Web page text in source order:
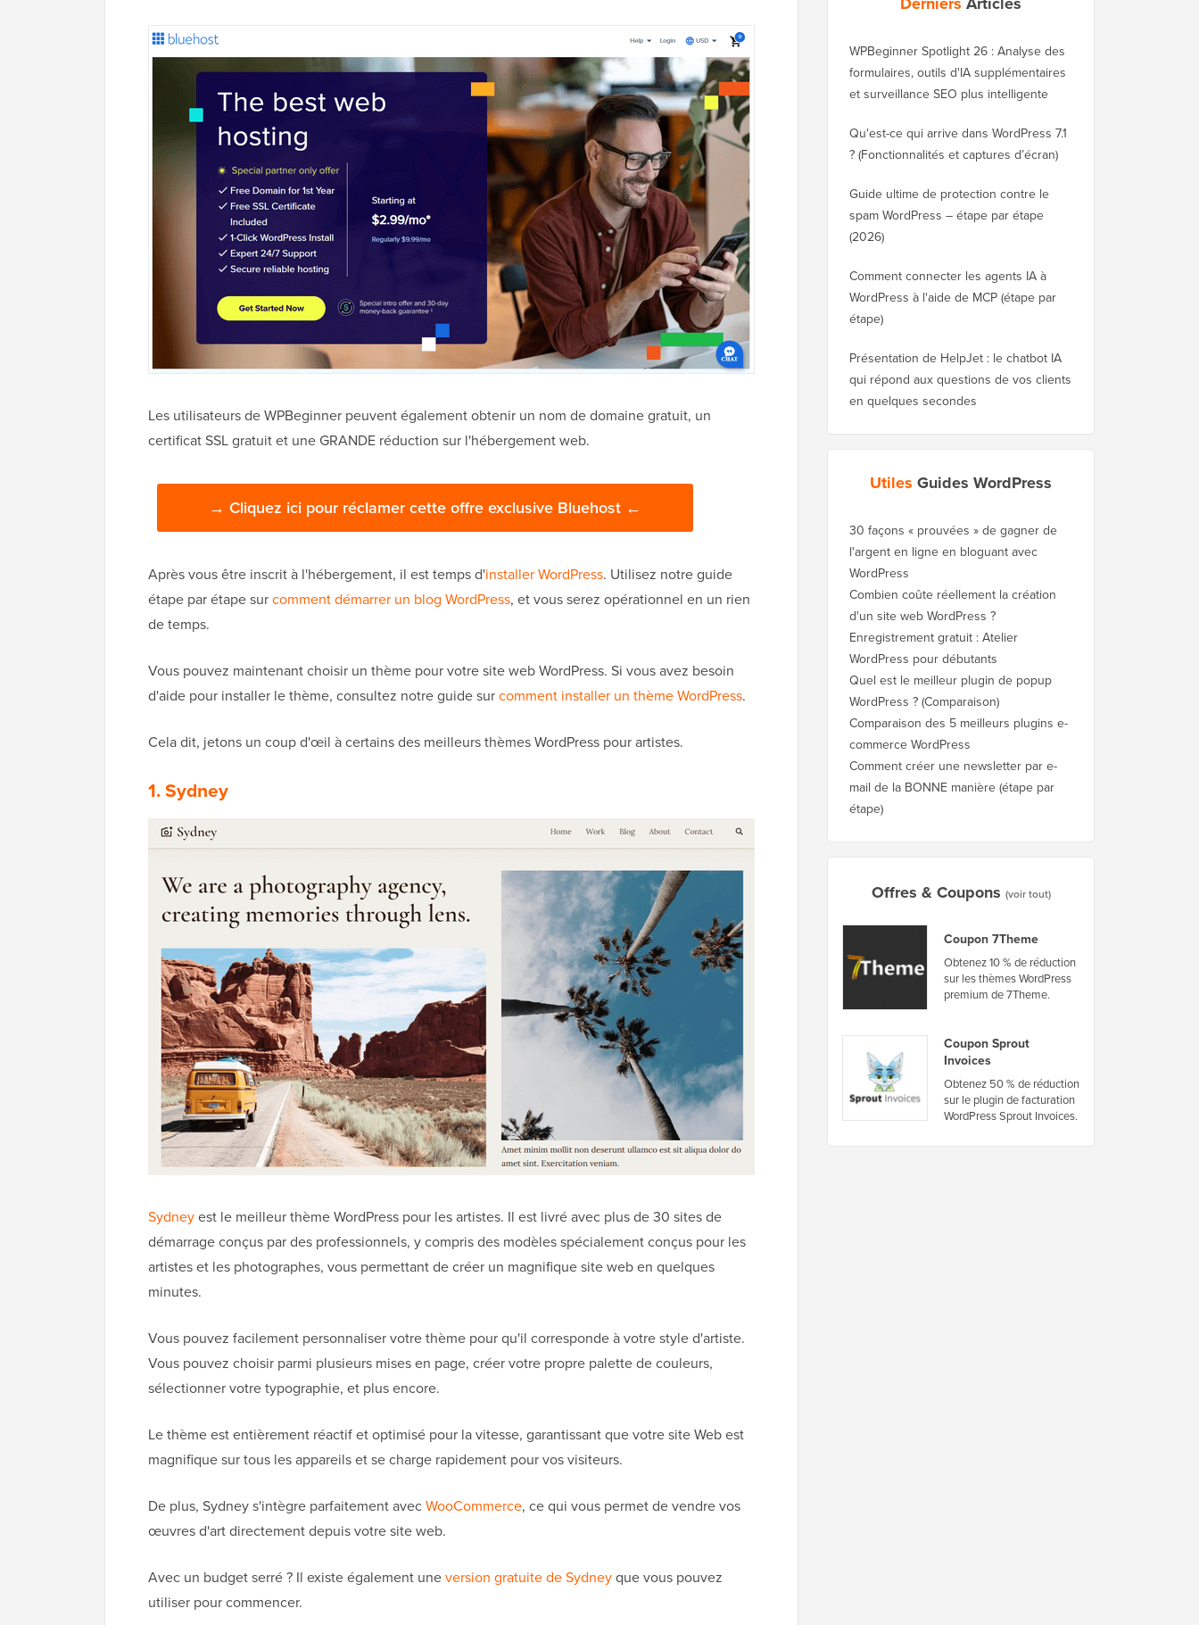
Les utilisateurs de WPBeginner peuvent également obtenir un nom de domaine gratuit, un
certificat SSL gratuit et une GRANDE réduction sur l'hébergement web.
→ Cliquez ici pour réclamer cette offre exclusive Bluehost ←
Après vous être inscrit à l'hébergement, il est temps d'installer WordPress. Utilisez notre guide
étape par étape surcomment démarrer un blog WordPress, et vous serez opérationnel en un rien
de temps.
Vous pouvez maintenant choisir un thème pour votre site web WordPress. Si vous avez besoin
d'aide pour installer le thème, consultez notre guide surcomment installer un thème WordPress.
Cela dit, jetons un coup d'œil à certains des meilleurs thèmes WordPress pour artistes.
1. Sydney
Sydneyest le meilleur thème WordPress pour les artistes. Il est livré avec plus de 30 sites de
démarrage conçus par des professionnels, y compris des modèles spécialement conçus pour les
artistes et les photographes, vous permettant de créer un magnifique site web en quelques
minutes.
Vous pouvez facilement personnaliser votre thème pour qu'il corresponde à votre style d'artiste.
Vous pouvez choisir parmi plusieurs mises en page, créer votre propre palette de couleurs,
sélectionner votre typographie, et plus encore.
Le thème est entièrement réactif et optimisé pour la vitesse, garantissant que votre site Web est
magnifique sur tous les appareils et se charge rapidement pour vos visiteurs.
De plus, Sydney s'intègre parfaitement avecWooCommerce, ce qui vous permet de vendre vos
œuvres d'art directement depuis votre site web.
Avec un budget serré ? Il existe également uneversion gratuite de Sydneyque vous pouvez
utiliser pour commencer.
WPBeginner Spotlight 26 : Analyse des
formulaires, outils d'IA supplémentaires
et surveillance SEO plus intelligente
Qu'est-ce qui arrive dans WordPress 7.1
? (Fonctionnalités et captures d’écran)
Guide ultime de protection contre le
spam WordPress – étape par étape
(2026)
Comment connecter les agents IA à
WordPress à l'aide de MCP (étape par
étape)
Présentation de HelpJet : le chatbot IA
qui répond aux questions de vos clients
en quelques secondes
Utiles Guides WordPress
30 façons « prouvées » de gagner de
l'argent en ligne en bloguant avec
WordPress
Combien coûte réellement la création
d'un site web WordPress ?
Enregistrement gratuit : Atelier
WordPress pour débutants
Quel est le meilleur plugin de popup
WordPress ? (Comparaison)
Comparaison des 5 meilleurs plugins e-
commerce WordPress
Comment créer une newsletter par e-
mail de la BONNE manière (étape par
étape)
Offres & Coupons (voir tout)
Coupon 7Theme
Obtenez 10 % de réduction
sur les thèmes WordPress
premium de 7Theme.
Coupon Sprout
Invoices
Obtenez 50 % de réduction
sur le plugin de facturation
WordPress Sprout Invoices.